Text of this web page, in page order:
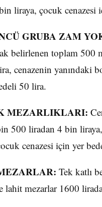
liraya, çocuk cenazesi
GRUBA ZAM
belirlenen toplam 500
cenazenin yanındaki
50 lira.
MEZARLIKLARI:
500 liradan 4 bin
cenazesi için yer
Tek katlı
lahit mezarlar 1600